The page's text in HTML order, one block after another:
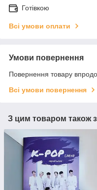
Готівкою
Всі умови оплати
Умови повернення
Повернення товару
Всі умови повернення
З цим товаром також